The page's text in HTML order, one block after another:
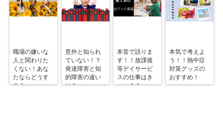
職場の嫌いな
人と関わりた
くない！あな
たならどうす
る？
意外と知られ
ていない！？
発達障害と知
的障害の違い
は？
本音で語りま
す！！放課後
等デイサービ
スの仕事はき
つい？？
本気で考えよ
う！！熱中症
対策グッズの
おすすめ！